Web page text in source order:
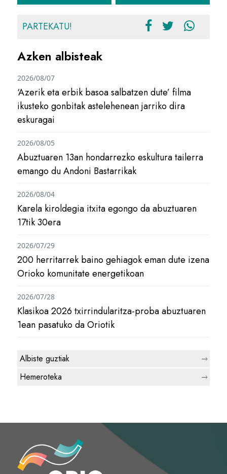
PARTEKATU!
Azken albisteak
‘Azerik eta erbik basoa salbatzen dute’ filma
ikusteko gonbitak astelehenean jarriko dira
eskuragai
2026/08/07
Abuztuaren 13an hondarrezko eskultura tailerra
emango du Andoni Bastarrikak
2026/08/05
Karela kiroldegia itxita egongo da abuztuaren
17tik 30era
2026/08/04
200 herritarrek baino gehiagok eman dute izena
Orioko komunitate energetikoan
2026/07/29
Klasikoa 2026 txirrindularitza-proba abuztuaren
1ean pasatuko da Oriotik
2026/07/28
Albiste guztiak
Hemeroteka